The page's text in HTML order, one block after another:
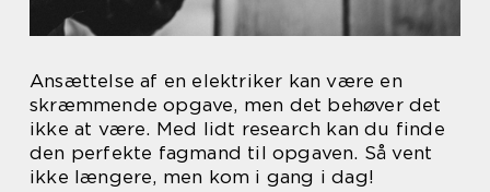
Ansættelse af en elektriker kan være en
skræmmende opgave, men det behøver det
ikke at være. Med lidt research kan du finde
den perfekte fagmand til opgaven. Så vent
ikke længere, men kom i gang i dag!